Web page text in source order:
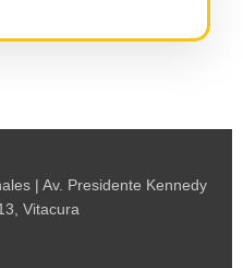
| Av. Presidente Kennedy
Vitacura